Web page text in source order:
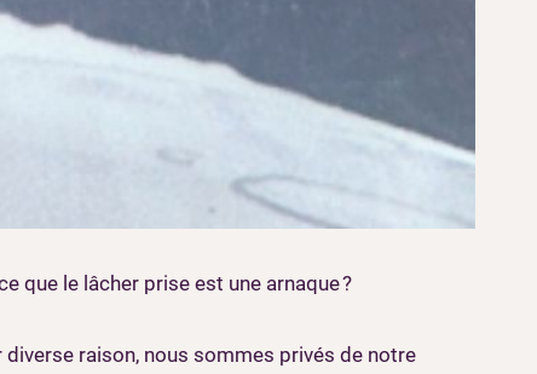
que le lâcher prise est une arnaque ?
raison, nous sommes privés de notre